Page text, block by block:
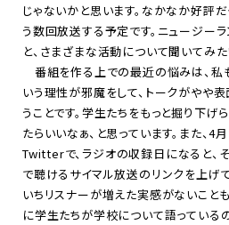
じゃないかと思います。なかなか好評だ
う数回放送する予定です。ニュージー
と、さまざまな活動について聞いてみた
番組を作る上での最近の悩みは、私
いう理性が邪魔をして、トークがやや
うことです。学生たちをもっと掘り下げ
たらいいなぁ、と思っています。また、4
Twitterで、ラジオの収録日になると、
で聴けるサイマル放送のリンクを上げ
いちリスナーが増えた実感がないこと
に学生たちが学校について語っている